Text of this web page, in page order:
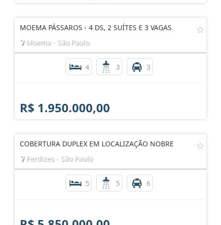
MOEMA PÁSSAROS - 4 DS, 2 SUÍTES E 3 VAGAS
Moema - São Paulo
4 3 3
R$ 1.950.000,00
COBERTURA DUPLEX EM LOCALIZAÇÃO NOBRE
Perdizes - São Paulo
5 5 6